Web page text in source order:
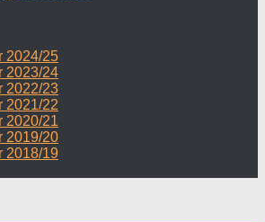
2024/25
2023/24
2022/23
2021/22
2020/21
2019/20
2018/19